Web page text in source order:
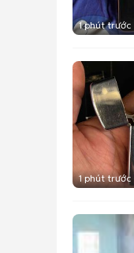
1 phút trước
1 phút trước